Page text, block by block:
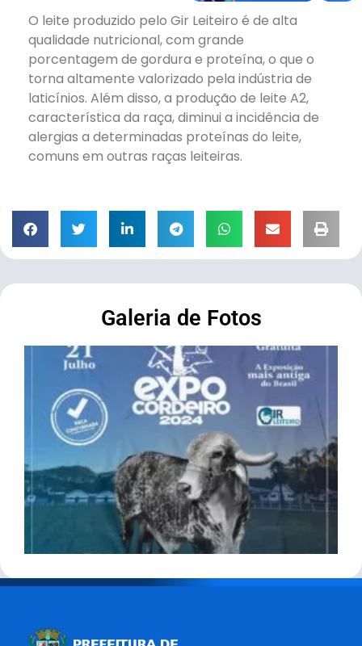
O leite produzido pelo Gir Leiteiro é de alta
qualidade nutricional, com grande
porcentagem de gordura e proteína, o que o
torna altamente valorizado pela indústria de
laticínios. Além disso, a produção de leite A2,
característica da raça, diminui a incidência de
alergias a determinadas proteínas do leite,
comuns em outras raças leiteiras.
Galeria de Fotos